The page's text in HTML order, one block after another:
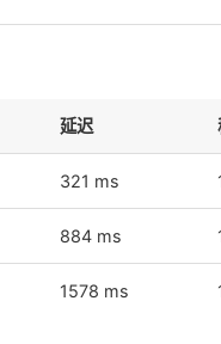
延迟
321 ms
884 ms
1578 ms